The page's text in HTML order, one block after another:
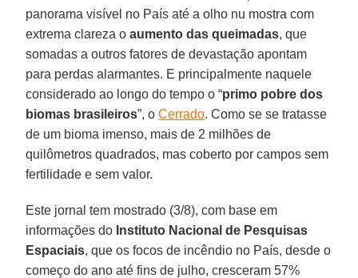
panorama visível no País até a olho nu mostra com
extrema clareza oaumento das queimadas, que
somadas a outros fatores de devastação apontam
para perdas alarmantes. E principalmente naquele
considerado ao longo do tempo o “primo pobre dos
biomas brasileiros”, oCerrado. Como se se tratasse
de um bioma imenso, mais de 2 milhões de
quilômetros quadrados, mas coberto por campos sem
fertilidade e sem valor.
Este jornal tem mostrado (3/8), com base em
informações do Instituto Nacional de Pesquisas
Espaciais, que os focos de incêndio no País, desde o
começo do ano até fins de julho, cresceram 57%